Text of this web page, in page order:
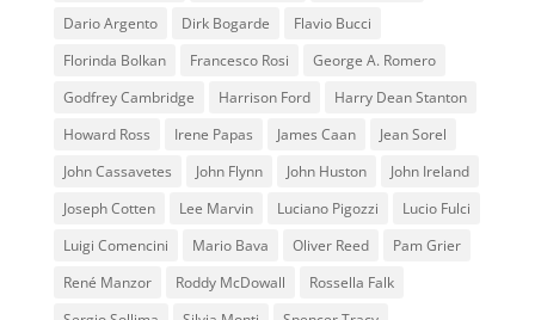
Dario Argento
Dirk Bogarde
Flavio Bucci
Florinda Bolkan
Francesco Rosi
George A. Romero
Godfrey Cambridge
Harrison Ford
Harry Dean Stanton
Howard Ross
Irene Papas James Caan
Jean Sorel
John Cassavetes
John Flynn John Huston
John Ireland
Joseph Cotten
Lee Marvin Luciano Pigozzi
Lucio Fulci
Luigi Comencini
Mario Bava Oliver Reed
Pam Grier
René Manzor
Roddy McDowall
Rossella Falk